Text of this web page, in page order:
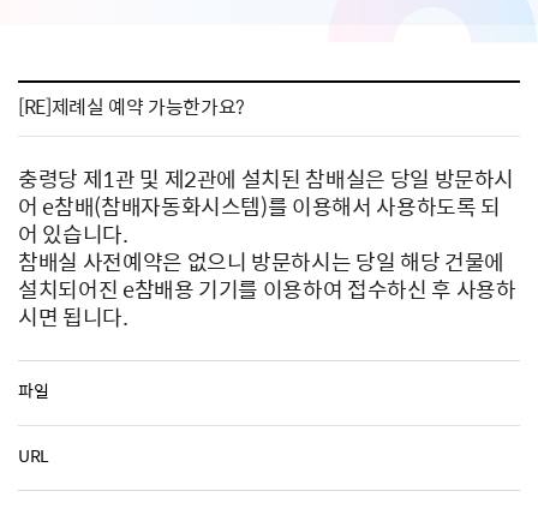
[RE]제례실 예약 가능한가요?
충령당 제1관 및 제2관에 설치된 참배실은 당일 방문하시
어 e참배(참배자동화시스템)를 이용해서 사용하도록 되
어 있습니다.
참배실 사전예약은 없으니 방문하시는 당일 해당 건물에
설치되어진 e참배용 기기를 이용하여 접수하신 후 사용하
시면 됩니다.
파일
URL